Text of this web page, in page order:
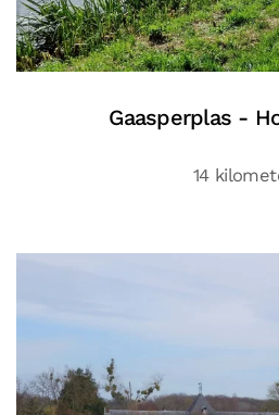
Gaasperplas -
14